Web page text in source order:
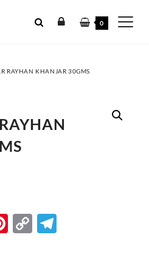
0
RAYHAN KHANJAR 30GMS
Pinterest
Copy